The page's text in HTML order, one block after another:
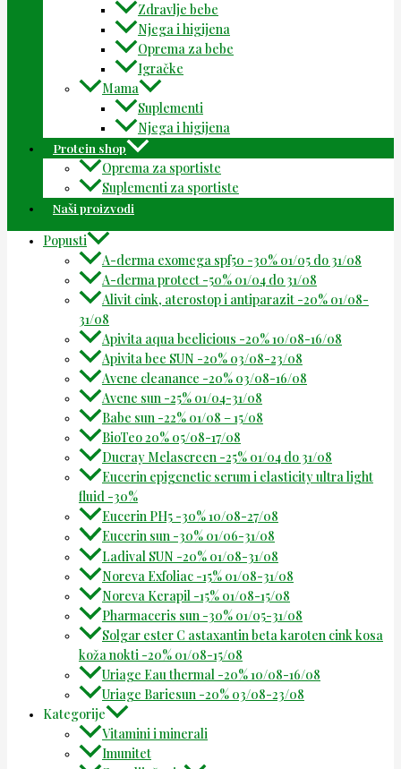
Zdravlje bebe
Njega i higijena
Oprema za bebe
Igračke
Mama
Suplementi
Njega i higijena
Protein shop
Oprema za sportiste
Suplementi za sportiste
Naši proizvodi
Popusti
A-derma exomega spf50 -30% 01/05 do 31/08
A-derma protect -50% 01/04 do 31/08
Alivit cink, aterostop i antiparazit -20% 01/08-
31/08
Apivita aqua beelicious -20% 10/08-16/08
Apivita bee SUN -20% 03/08-23/08
Avene cleanance -20% 03/08-16/08
Avene sun -25% 01/04-31/08
Babe sun -22% 01/08 – 15/08
BioTeo 20% 05/08-17/08
Ducray Melascreen -25% 01/04 do 31/08
Eucerin epigenetic serum i elasticity ultra light
fluid -30%
Eucerin PH5 -30% 10/08-27/08
Eucerin sun -30% 01/06-31/08
Ladival SUN -20% 01/08-31/08
Noreva Exfoliac -15% 01/08-31/08
Noreva Kerapil -15% 01/08-15/08
Pharmaceris sun -30% 01/05-31/08
Solgar ester C astaxantin beta karoten cink kosa
koža nokti -20% 01/08-15/08
Uriage Eau thermal -20% 10/08-16/08
Uriage Bariesun -20% 03/08-23/08
Kategorije
Vitamini i minerali
Imunitet